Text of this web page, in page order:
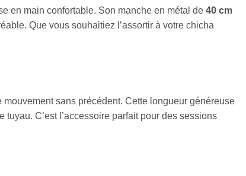
en main confortable. Son manche en métal de 40 cm
Que vous souhaitiez l’assortir à votre chicha
mouvement sans précédent. Cette longueur généreuse
C’est l’accessoire parfait pour des sessions